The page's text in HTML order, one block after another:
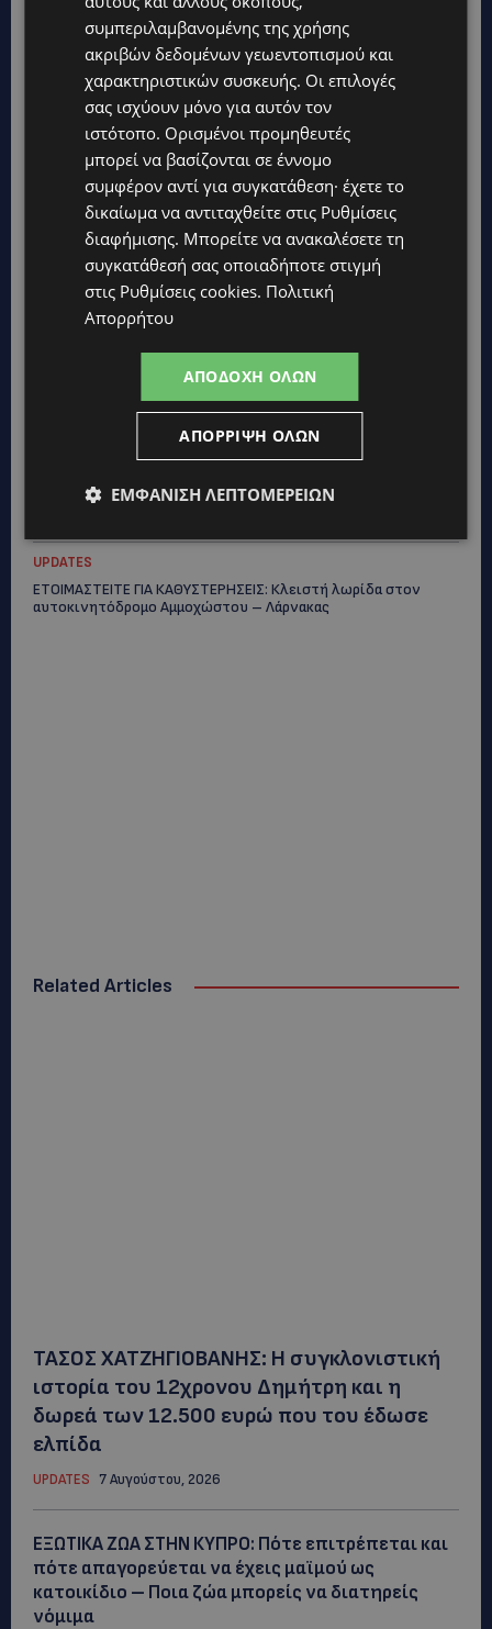
STORIES
ΕΞΩΤΙΚΑ ΖΩΑ ΣΤΗΝ ΚΥΠΡΟ: Πότε επιτρέπεται και πότε
απαγορεύεται να έχεις μαϊμού ως κατοικίδιο – Ποια ζώα
μπορείς να διατηρείς νόμιμα
UPDATES
ΧΩΡΙΣ ΣΩΣΣΙΒΙΟ Η ΘΑΛΑΣΣΙΑ ΣΥΝΔΕΣΗ ΚΥΠΡΟΥ-ΕΛΛΑΔΑΣ:
«Χωρίς επιδότηση το πλοίο δεν θα ξανασηκώσει άγκυρα»
STORIES
ΜΑΡΙΝΟΣ ΚΩΝΣΤΑΝΤΙΝΙΔΗΣ: Οι πρωτοβουλίες για να
ξαναζωντανέψει η Μακαρίου και το κέντρο της Λευκωσίας-
(Βίντεο)
UPDATES
ΤΡΟΧΑΙΟ ΣΤΗΝ ΛΕΥΚΩΣΙΑ: Χειροπέδες και στη σύζυγο του
ΔΕΝ ΥΠΟΧΩΡΕΙ Ο ΚΑΥΣΩΝΑΣ: Νέα κίτρινη προειδοποίηση για
40άρια – Πότε τίθεται σε ισχύ
VIRAL: Κοράκι πήρε στο κυνήγι γυναίκα – Η απρόσμενη
UPDATES
ΕΤΟΙΜΑΣΤΕΙΤΕ ΓΙΑ ΚΑΘΥΣΤΕΡΗΣΕΙΣ: Κλειστή λωρίδα στον
αυτοκινητόδρομο Αμμοχώστου – Λάρνακας
Related Articles
ΤΑΣΟΣ ΧΑΤΖΗΓΙΟΒΑΝΗΣ: Η συγκλονιστική
ιστορία του 12χρονου Δημήτρη και η
δωρεά των 12.500 ευρώ που του έδωσε
ελπίδα
UPDATES 7 Αυγούστου, 2026
ΕΞΩΤΙΚΑ ΖΩΑ ΣΤΗΝ ΚΥΠΡΟ: Πότε επιτρέπεται και
πότε απαγορεύεται να έχεις μαϊμού ως
κατοικίδιο – Ποια ζώα μπορείς να διατηρείς
νόμιμα
συμπεριλαμβανομένης της χρήσης
ακριβών δεδομένων γεωεντοπισμού και
χαρακτηριστικών συσκευής. Οι επιλογές
σας ισχύουν μόνο για αυτόν τον
ιστότοπο. Ορισμένοι προμηθευτές
μπορεί να βασίζονται σε έννομο
συμφέρον αντί για συγκατάθεση· έχετε το
δικαίωμα να αντιταχθείτε στις Ρυθμίσεις
διαφήμισης. Μπορείτε να ανακαλέσετε τη
συγκατάθεσή σας οποιαδήποτε στιγμή
στις Ρυθμίσεις cookies. Πολιτική
Απορρήτου
ΑΠΟΔΟΧΉ ΌΛΩΝ
ΑΠΌΡΡΙΨΗ ΌΛΩΝ
ΕΜΦΆΝΙΣΗ ΛΕΠΤΟΜΕΡΕΙΏΝ